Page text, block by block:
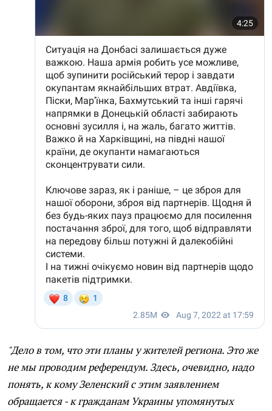
"Дело в том, что эти планы у жителей региона. Это же
не мы проводим референдум. Здесь, очевидно, надо
понять, к кому Зеленский с этим заявлением
обращается - к гражданам Украины упомянутых